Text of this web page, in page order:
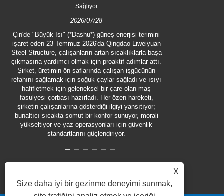
Sağlıyor
2026/07/28
Çin'de "Büyük Isı" (*Dashu*) güneş enerjisi terimini
işaret eden 23 Temmuz 2026'da Qingdao Liweiyuan
Steel Structure, çalışanların artan sıcaklıklarla başa
çıkmasına yardımcı olmak için proaktif adımlar attı.
Şirket, üretimin ön saflarında çalışan işgücünün
refahını sağlamak için soğuk çaylar sağladı ve ısıyı
hafifletmek için geleneksel bir çare olan maş
fasulyesi çorbası hazırladı. Her özen hareketi,
şirketin çalışanlarına gösterdiği ilgiyi yansıtıyor;
bunaltıcı sıcakta somut bir konfor sunuyor, morali
yükseltiyor ve yaz operasyonları için güvenlik
standartlarını güçlendiriyor.
X
Size daha iyi bir gezinme deneyimi sunmak,